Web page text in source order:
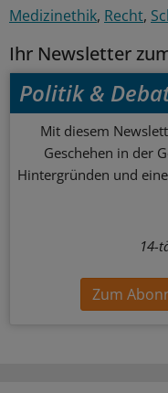
Medizinethik Recht
Ihr Newsletter
Politik &
Mit diesem
Geschehen in der
Hintergründen und
14-
Zum